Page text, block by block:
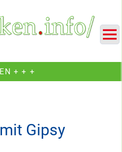
Heerstraße Nord
+ + +
Gipsy